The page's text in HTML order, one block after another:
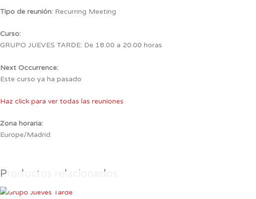
Tipo de reunión: Recurring Meeting
Curso:
GRUPO JUEVES TARDE: De 18.00 a 20.00 horas
Next Occurrence:
Este curso ya ha pasado
Haz click para ver todas las reuniones
Zona horaria:
Europe/Madrid
Productos relacionados